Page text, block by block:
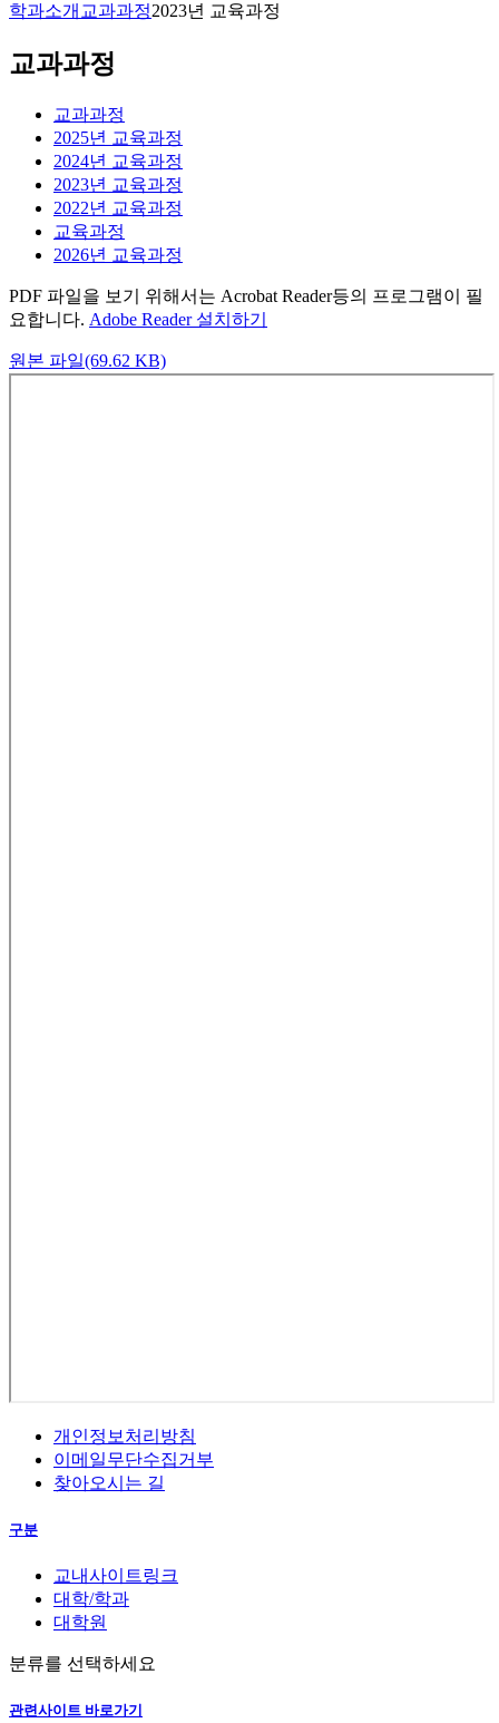
학과소개 교과과정2023년 교육과정
교과과정
교과과정
2025년 교육과정
2024년 교육과정
2023년 교육과정
2022년 교육과정
교육과정
2026년 교육과정
PDF 파일을 보기 위해서는 Acrobat Reader등의 프로그램이 필
요합니다. Adobe Reader 설치하기
원본 파일(69.62 KB)
개인정보처리방침
이메일무단수집거부
찾아오시는 길
구분
교내사이트링크
대학/학과
대학원
분류를 선택하세요
관련사이트 바로가기